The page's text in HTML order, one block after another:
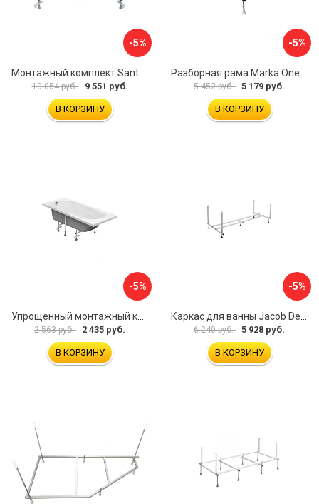
-5%
10 054 руб. 9 551 руб.
В КОРЗИНУ
-5%
5 452 руб. 5 179 руб.
В КОРЗИНУ
-5%
2 563 руб. 2 435 руб.
В КОРЗИНУ
-5%
6 240 руб. 5 928 руб.
В КОРЗИНУ